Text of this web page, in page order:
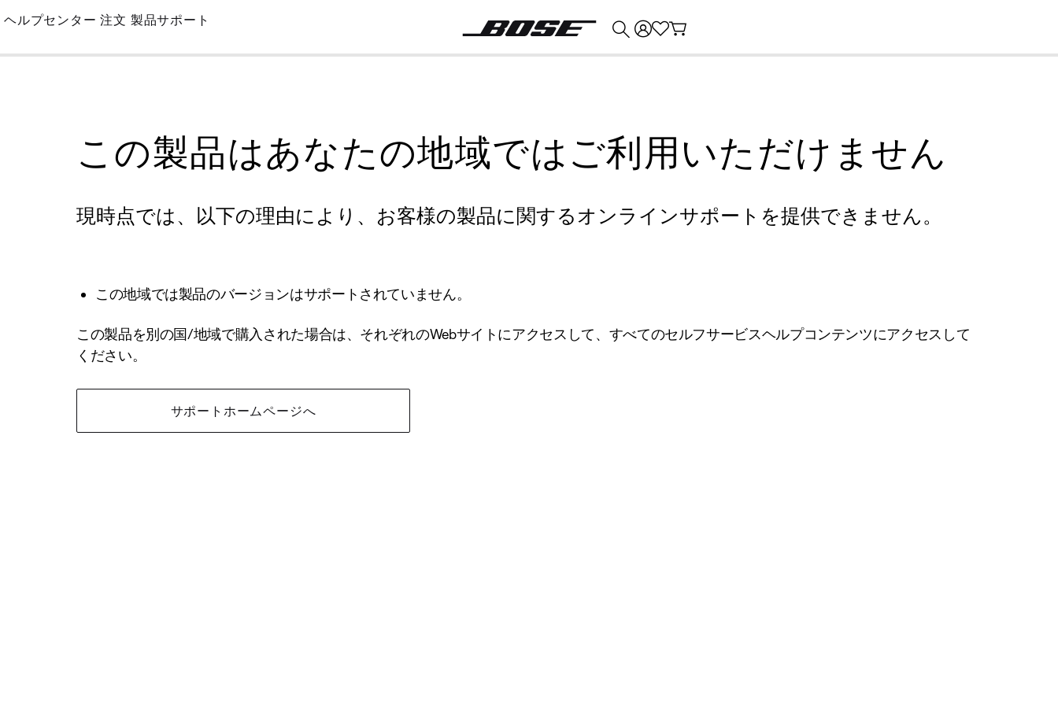
Skip
Main
ヘルプセンター 注文 製品サポート
この製品はあなたの地域ではご利用いただけません
現時点では、以下の理由により、お客様の製品に関するオンラインサポートを提供できません。
この地域では製品のバージョンはサポートされていません。
この製品を別の国/地域で購入された場合は、それぞれのWebサイトにアクセスして、すべてのセルフサービスヘルプコンテンツにアクセスして
ください。
サポートホームページへ